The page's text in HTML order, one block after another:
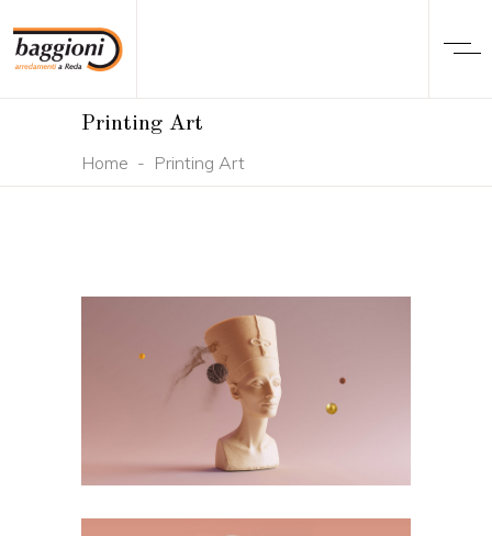
Printing Art
Home - Printing Art